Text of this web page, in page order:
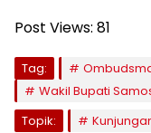
Post Views: 81
Tag:
Wakil Bupati
Topik: